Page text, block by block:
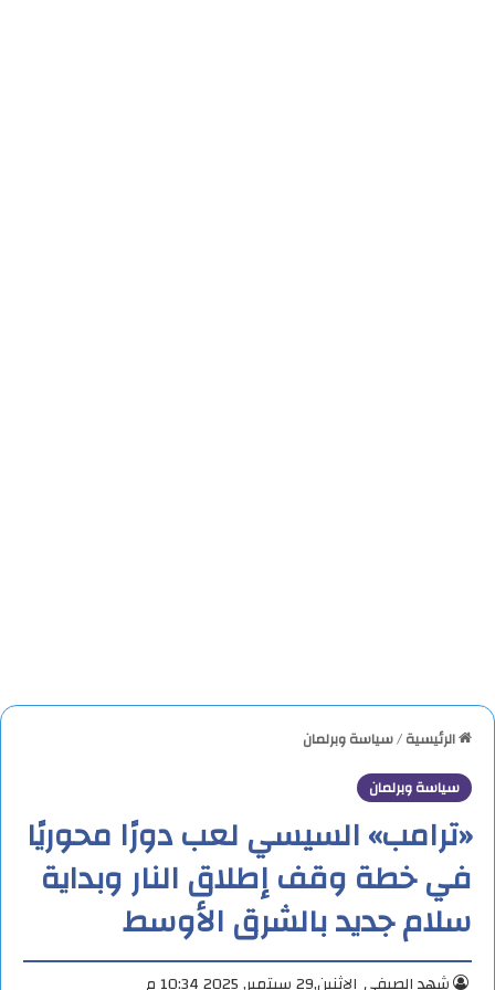
الرئيسية/سياسة وبرلمان
سياسة وبرلمان
«ترامب» السيسي لعب دورًا محوريًا
في خطة وقف إطلاق النار وبداية
سلام جديد بالشرق الأوسط